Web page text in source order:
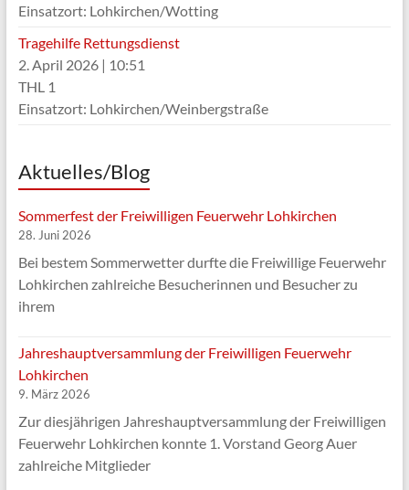
Einsatzort: Lohkirchen/Wotting
Tragehilfe Rettungsdienst
2. April 2026| 10:51
THL 1
Einsatzort: Lohkirchen/Weinbergstraße
Aktuelles/Blog
Sommerfest der Freiwilligen Feuerwehr Lohkirchen
28. Juni 2026
Bei bestem Sommerwetter durfte die Freiwillige Feuerwehr
Lohkirchen zahlreiche Besucherinnen und Besucher zu
ihrem
Jahreshauptversammlung der Freiwilligen Feuerwehr
Lohkirchen
9. März 2026
Zur diesjährigen Jahreshauptversammlung der Freiwilligen
Feuerwehr Lohkirchen konnte 1. Vorstand Georg Auer
zahlreiche Mitglieder